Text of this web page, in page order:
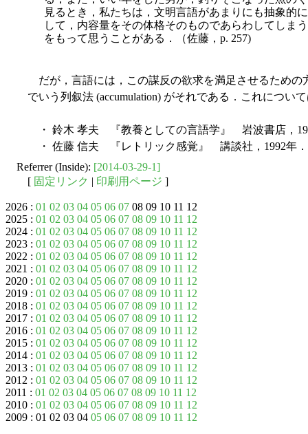
見るとき，私たちは，文明言語があまりにも抽象的
して，内容量をその体格そのものであらわしてしま
をもって思うことがある．（佐藤，p. 257)
だが，言語には，この謀反の欲求を満足させるための
でいう列叙法 (accumulation) がそれである．これについ
・ 鈴木 孝夫 『教養としての言語学』 岩波書店，
・ 佐藤 信夫 『レトリック感覚』 講談社，1992年．
Referrer (Inside): [2014-03-29-1]
[ 固定リンク | 印刷用ページ ]
2026 : 01 02 03 04 05 06 07 08 09 10 11 12
2025 : 01 02 03 04 05 06 07 08 09 10 11 12
2024 : 01 02 03 04 05 06 07 08 09 10 11 12
2023 : 01 02 03 04 05 06 07 08 09 10 11 12
2022 : 01 02 03 04 05 06 07 08 09 10 11 12
2021 : 01 02 03 04 05 06 07 08 09 10 11 12
2020 : 01 02 03 04 05 06 07 08 09 10 11 12
2019 : 01 02 03 04 05 06 07 08 09 10 11 12
2018 : 01 02 03 04 05 06 07 08 09 10 11 12
2017 : 01 02 03 04 05 06 07 08 09 10 11 12
2016 : 01 02 03 04 05 06 07 08 09 10 11 12
2015 : 01 02 03 04 05 06 07 08 09 10 11 12
2014 : 01 02 03 04 05 06 07 08 09 10 11 12
2013 : 01 02 03 04 05 06 07 08 09 10 11 12
2012 : 01 02 03 04 05 06 07 08 09 10 11 12
2011 : 01 02 03 04 05 06 07 08 09 10 11 12
2010 : 01 02 03 04 05 06 07 08 09 10 11 12
2009 : 01 02 03 04 05 06 07 08 09 10 11 12